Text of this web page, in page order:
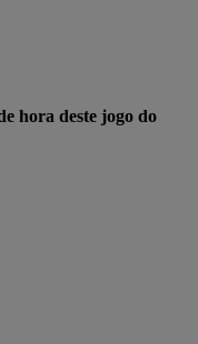
hora deste jogo do